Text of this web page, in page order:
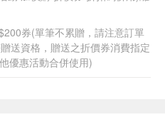
券(單筆不累贈，請注意訂單
送資格，贈送之折價券消費指定
優惠活動合併使用)